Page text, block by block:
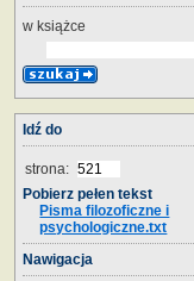
w książce
Idź do
strona:
Pobierz pełen tekst
Pisma filozoficzne i
psychologiczne.txt
Nawigacja